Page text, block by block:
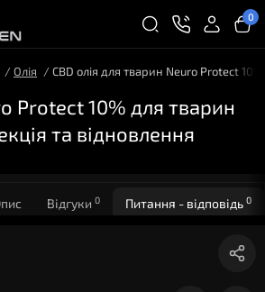
0
Олія CBD олія для тварин Neuro Protect
Protect 10% для тварин
та відновлення
Відгуки 0 Питання - відповідь 0